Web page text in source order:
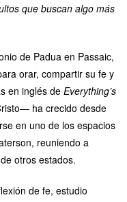
que buscan algo más
de Padua en Passaic,
orar, compartir su fe y
en inglés deEverything’s
ha crecido desde
en uno de los espacios
reuniendo a
otros estados.
de fe, estudio